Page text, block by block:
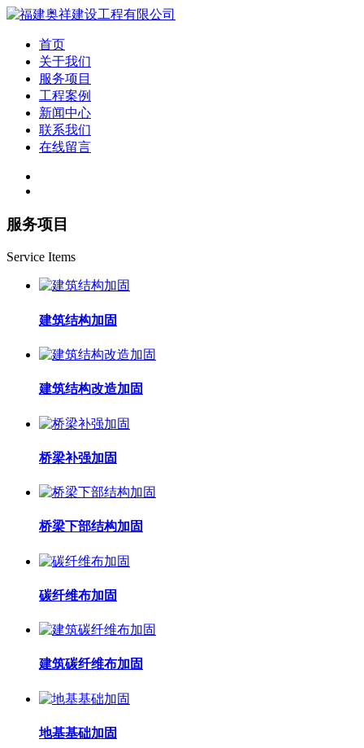
首页
关于我们
服务项目
工程案例
新闻中心
联系我们
在线留言
服务项目
Service Items
建筑结构加固
建筑结构改造加固
桥梁补强加固
桥梁下部结构加固
碳纤维布加固
建筑碳纤维布加固
地基基础加固